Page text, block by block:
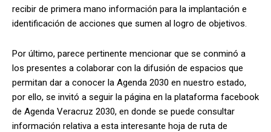
recibir de primera mano información para la implantación e
identificación de acciones que sumen al logro de objetivos.
Por último, parece pertinente mencionar que se conminó a
los presentes a colaborar con la difusión de espacios que
permitan dar a conocer la Agenda 2030 en nuestro estado,
por ello, se invitó a seguir la página en la plataforma facebook
de Agenda Veracruz 2030, en donde se puede consultar
información relativa a esta interesante hoja de ruta de